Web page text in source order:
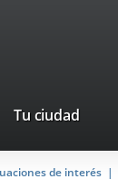
Tu ciudad
de interés